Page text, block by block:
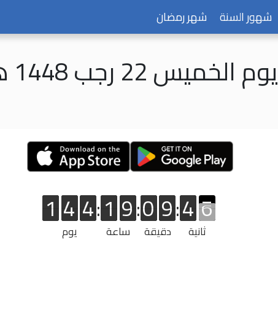
شهور السنة شهر رمضان
يوم الخميس 22 رجب 1448 هـ
يوم
1
14
44
4:
ساعة
1
19
9:
دقيقة
0
09
9:
ثانية
4
45
6
5